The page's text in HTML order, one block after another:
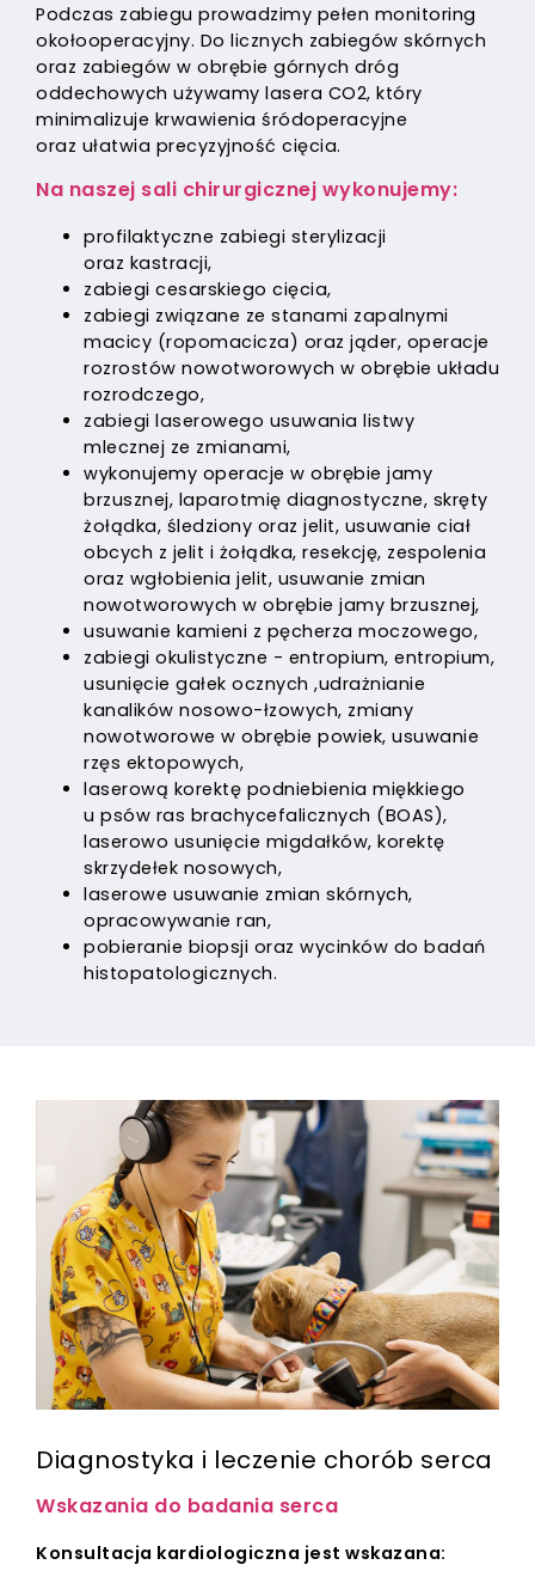
Podczas zabiegu prowadzimy pełen monitoring
okołooperacyjny. Do licznych zabiegów skórnych
oraz zabiegów w obrębie górnych dróg
oddechowych używamy lasera CO2, który
minimalizuje krwawienia śródoperacyjne
oraz ułatwia precyzyjność cięcia.
Na naszej sali chirurgicznej wykonujemy:
profilaktyczne zabiegi sterylizacji
oraz kastracji,
zabiegi cesarskiego cięcia,
zabiegi związane ze stanami zapalnymi
macicy (ropomacicza) oraz jąder, operacje
rozrostów nowotworowych w obrębie układu
rozrodczego,
zabiegi laserowego usuwania listwy
mlecznej ze zmianami,
wykonujemy operacje w obrębie jamy
brzusznej, laparotmię diagnostyczne, skręty
żołądka, śledziony oraz jelit, usuwanie ciał
obcych z jelit i żołądka, resekcję, zespolenia
oraz wgłobienia jelit, usuwanie zmian
nowotworowych w obrębie jamy brzusznej,
usuwanie kamieni z pęcherza moczowego,
zabiegi okulistyczne - entropium, entropium,
usunięcie gałek ocznych ,udrażnianie
kanalików nosowo-łzowych, zmiany
nowotworowe w obrębie powiek, usuwanie
rzęs ektopowych,
laserową korektę podniebienia miękkiego
u psów ras brachycefalicznych (BOAS),
laserowo usunięcie migdałków, korektę
skrzydełek nosowych,
laserowe usuwanie zmian skórnych,
opracowywanie ran,
pobieranie biopsji oraz wycinków do badań
histopatologicznych.
Diagnostyka i leczenie chorób serca
Wskazania do badania serca
Konsultacja kardiologiczna jest wskazana: